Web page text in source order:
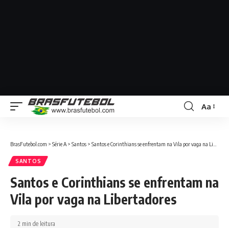
Aa
BrasFutebol.com > Série A > Santos > Santos e Corinthians se enfrentam na Vila por vaga na Libertadores
SANTOS
Santos e Corinthians se enfrentam na
Vila por vaga na Libertadores
2 min de leitura